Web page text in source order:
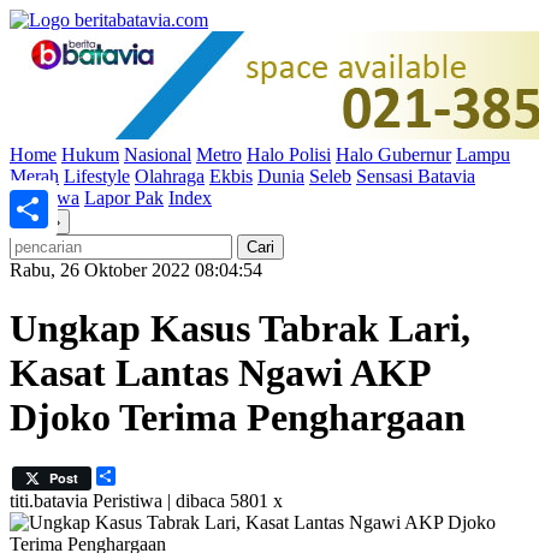
Home Hukum Nasional Metro Halo Polisi Halo Gubernur Lampu
Merah Lifestyle Olahraga Ekbis Dunia Seleb Sensasi Batavia
Peristiwa Lapor Pak Index
»
Rabu, 26 Oktober 2022 08:04:54
Ungkap Kasus Tabrak Lari,
Kasat Lantas Ngawi AKP
Djoko Terima Penghargaan
Post
titi.batavia Peristiwa | dibaca 5801 x
Share